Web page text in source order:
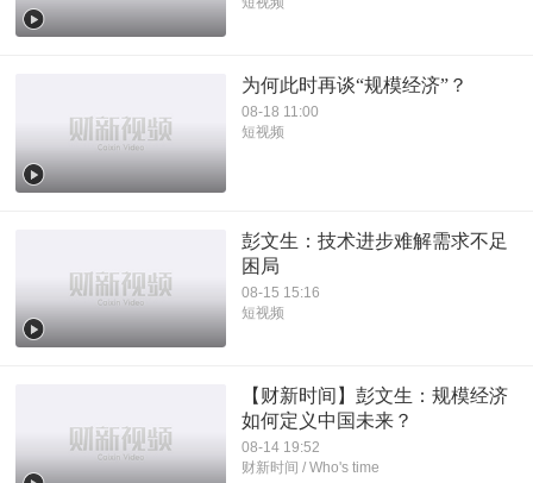
为何此时再谈“规模经济”？
08-18 11:00
短视频
彭文生：技术进步难解需求不足
困局
08-15 15:16
短视频
【财新时间】彭文生：规模经济
如何定义中国未来？
08-14 19:52
财新时间 / Who's time